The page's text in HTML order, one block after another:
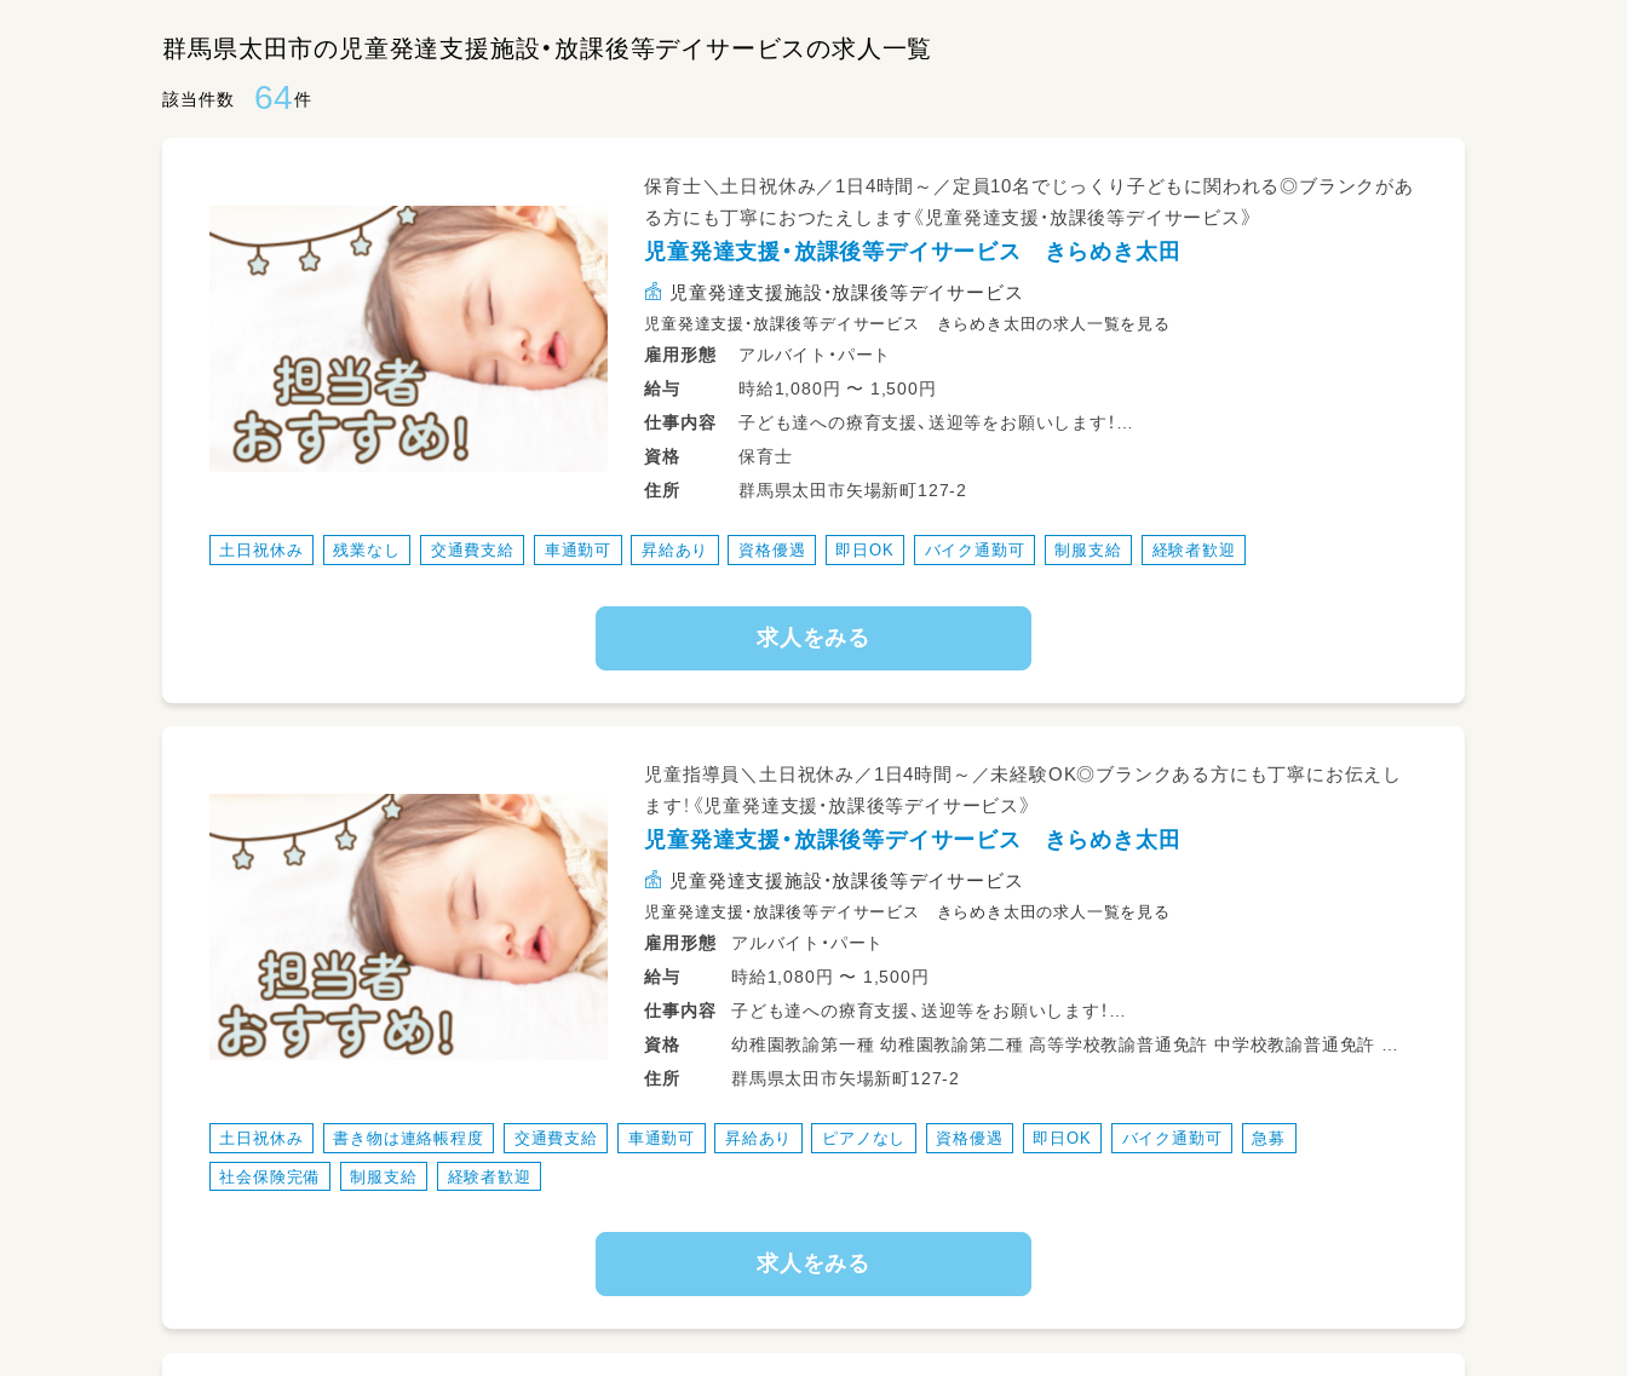
群馬県太田市の児童発達支援施設・放課後等デイサービスの求人一覧
該当件数 64件
保育士＼土日祝休み／1日4時間～／定員10名でじっくり子どもに関われる◎ブランクがあ
る方にも丁寧におつたえします《児童発達支援・放課後等デイサービス》
児童発達支援・放課後等デイサービス きらめき太田
児童発達支援施設・放課後等デイサービス
児童発達支援・放課後等デイサービス きらめき太田の求人一覧を見る
雇用形態
アルバイト・パート
給与
時給1,080円 〜 1,500円
仕事内容 子ども達への療育支援、送迎等をお願いします！
○０歳～１８歳までの障害のある子どもたちの送迎
○作成されたプログラムに従って下記のサポートを行う
・個別課題（宿題等）、物づくりの支援
・季節行動支援（七夕飾り、クリスマスツリー作り等）
・簡単な日報の作成（手書き）
＼＼おすすめpoint★／／
★うれしい土日祝休み！プライベートも大切にしながら働けます
★定員1日10名。子ども達とじっくり関われます
★未経験の方でも丁寧にサポートいたしますので、ご安心ください
資格
保育士
住所
群馬県太田市矢場新町127-2
土日祝休み 残業なし 交通費支給 車通勤可 昇給あり 資格優遇 即日OK バイク通勤可 制服支給 経験者歓迎
求人をみる
児童指導員＼土日祝休み／1日4時間～／未経験OK◎ブランクある方にも丁寧にお伝えし
ます！《児童発達支援・放課後等デイサービス》
児童発達支援・放課後等デイサービス きらめき太田
児童発達支援施設・放課後等デイサービス
児童発達支援・放課後等デイサービス きらめき太田の求人一覧を見る
雇用形態
アルバイト・パート
給与
時給1,080円 〜 1,500円
仕事内容 子ども達への療育支援、送迎等をお願いします！
○０歳～１８歳までの障害のある子どもたちの送迎
○作成されたプログラムに従って下記のサポートを行う
・個別課題（宿題等）、物づくりの支援
「きらめき」では、1日定員10名のお子様をお預かりします◎
ゆったりした環境で、お子様に関われますので保育士経験者の方＼大歓迎♪／
資格
幼稚園教諭第一種 幼稚園教諭第二種 高等学校教諭普通免許 中学校教諭普通免許 小
学校教諭普通免許
住所 群馬県太田市矢場新町127-2
土日祝休み 書き物は連絡帳程度 交通費支給 車通勤可 昇給あり ピアノなし 資格優遇 即日OK バイク通勤可 急募
社会保険完備 制服支給 経験者歓迎
求人をみる